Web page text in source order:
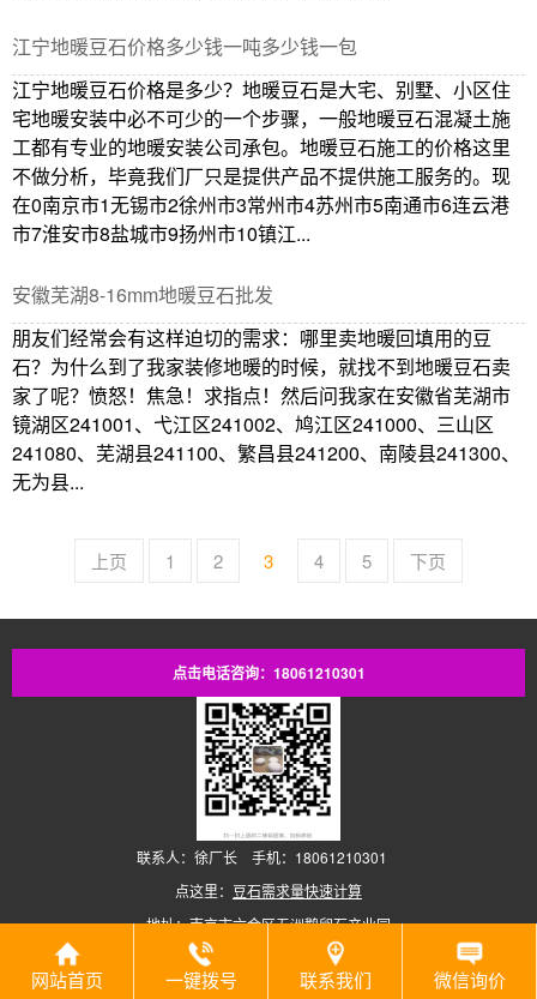
江宁地暖豆石价格多少钱一吨多少钱一包
江宁地暖豆石价格是多少？地暖豆石是大宅、别墅、小区住
宅地暖安装中必不可少的一个步骤，一般地暖豆石混凝土施
工都有专业的地暖安装公司承包。地暖豆石施工的价格这里
不做分析，毕竟我们厂只是提供产品不提供施工服务的。现
在0南京市1无锡市2徐州市3常州市4苏州市5南通市6连云港
市7淮安市8盐城市9扬州市10镇江...
安徽芜湖8-16mm地暖豆石批发
朋友们经常会有这样迫切的需求：哪里卖地暖回填用的豆
石？为什么到了我家装修地暖的时候，就找不到地暖豆石卖
家了呢？愤怒！焦急！求指点！然后问我家在安徽省芜湖市
镜湖区241001、弋江区241002、鸠江区241000、三山区
241080、芜湖县241100、繁昌县241200、南陵县241300、
无为县...
上页 1 2 3 4 5 下页
点击电话咨询：18061210301
联系人：徐厂长 手机：18061210301
点这里： 豆石需求量快速计算
地址：南京市六合区五洲鹅卵石产业园
Copyright © 2026 南京五洲雨花石厂地暖豆石销售部 版权所有.
网站首页 一键拨号 联系我们 微信询价